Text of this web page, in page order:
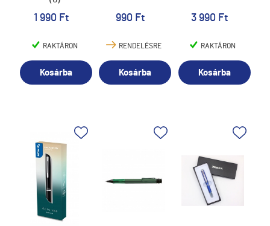
1 990 Ft
RAKTÁRON
Kosárba
990 Ft
RENDELÉSRE
Kosárba
3 990 Ft
RAKTÁRON
Kosárba